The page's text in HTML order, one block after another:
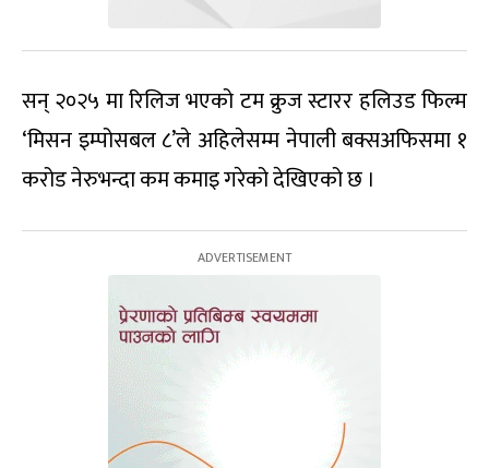
सन् २०२५ मा रिलिज भएको टम क्रुज स्टारर हलिउड फिल्म
‘मिसन इम्पोसबल ८’ले अहिलेसम्म नेपाली बक्सअफिसमा १
करोड नेरुभन्दा कम कमाइ गरेको देखिएको छ ।